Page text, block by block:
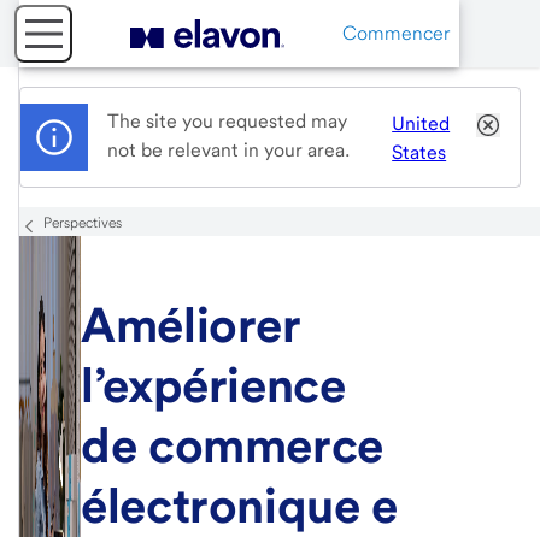
Commencer
The site you requested may
not be relevant in your area.
United
States
Perspectives
Améliorer
l’expérience
de commerce
électronique e